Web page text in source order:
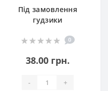
Під замовлення
гудзики
0
38.00 грн.
- +